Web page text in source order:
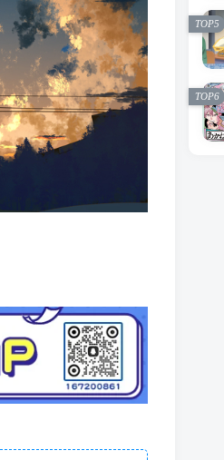
TOP5
TOP6
TOP3
TOP4